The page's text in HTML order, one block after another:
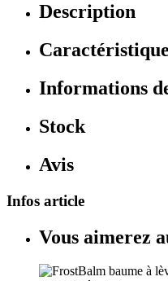
Description
Informations
Stock
Avis
Infos article
Vous aimerez